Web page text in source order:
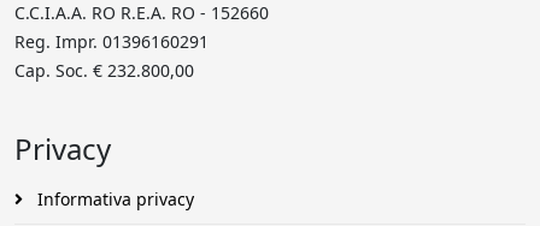
C.C.I.A.A. RO R.E.A. RO - 152660
Reg. Impr. 01396160291
Cap. Soc. € 232.800,00
Privacy
Informativa privacy